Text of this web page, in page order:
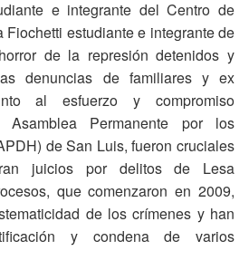
e integrante del Centro de
Fiochetti estudiante e integrante de
de la represión detenidos y
denuncias de familiares y ex
al esfuerzo y compromiso
Permanente por los
de San Luis, fueron cruciales
juicios por delitos de Lesa
que comenzaron en 2009,
de los crímenes y han
y condena de varios